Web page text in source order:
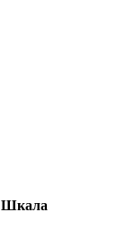
Шкала